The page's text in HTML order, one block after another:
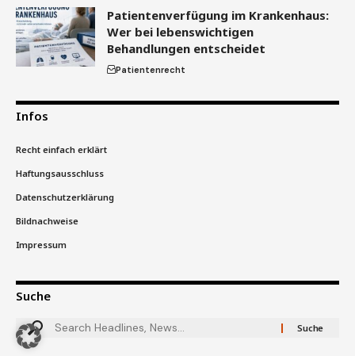
Patientenverfügung im Krankenhaus:
Wer bei lebenswichtigen
Behandlungen entscheidet
Patientenrecht
Infos
Recht einfach erklärt
Haftungsausschluss
Datenschutzerklärung
Bildnachweise
Impressum
Suche